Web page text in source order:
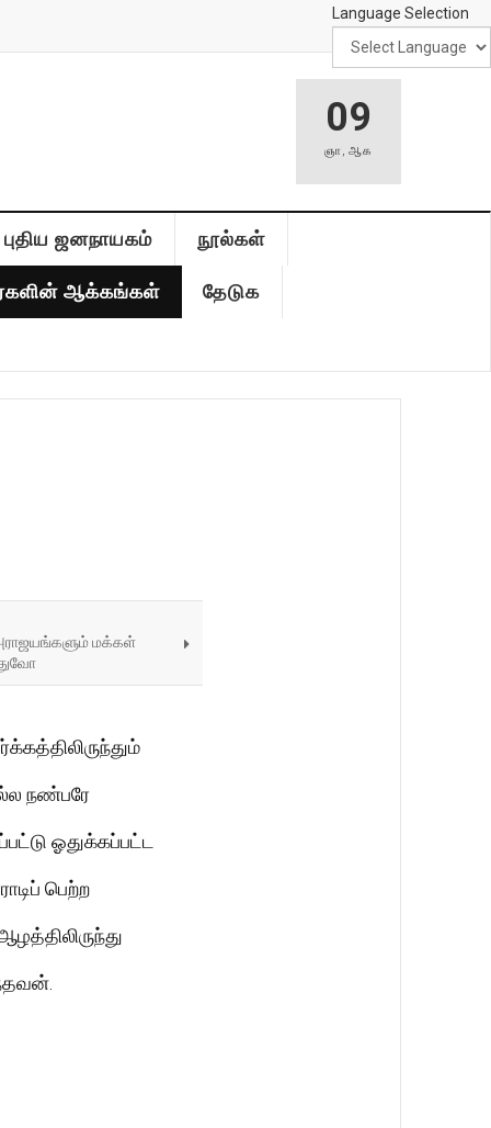
Language Selection
09
ஞா , ஆக
புதிய ஜனநாயகம் நூல்கள்
ஆக்கங்கள் தேடுக
மக்கள்
நண்பரே
ஓதுக்கப்பட்ட
பெற்ற